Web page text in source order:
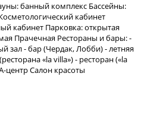
банный комплекс Бассейны:
кабинет
кабинет Парковка: открытая
Прачечная Рестораны и бары: -
зал - бар (Чердак, Лобби) - летняя
«la villa») - ресторан («la
центр Салон красоты